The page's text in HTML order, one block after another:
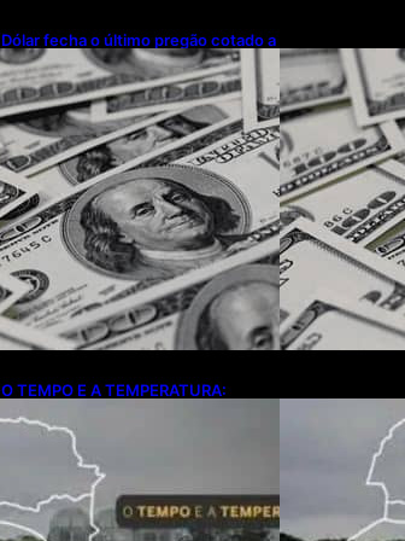
Dólar fecha o último pregão cotado a
R$ 5,08
O TEMPO E A TEMPERATURA:
Região Sul neste sábado (8)